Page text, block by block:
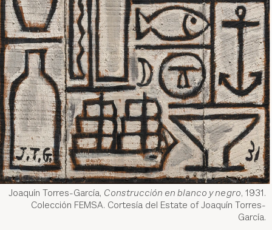
Joaquín Torres-García, Construcción en blanco y negro, 1931.
Colección FEMSA. Cortesía del Estate of Joaquín Torres-
García.